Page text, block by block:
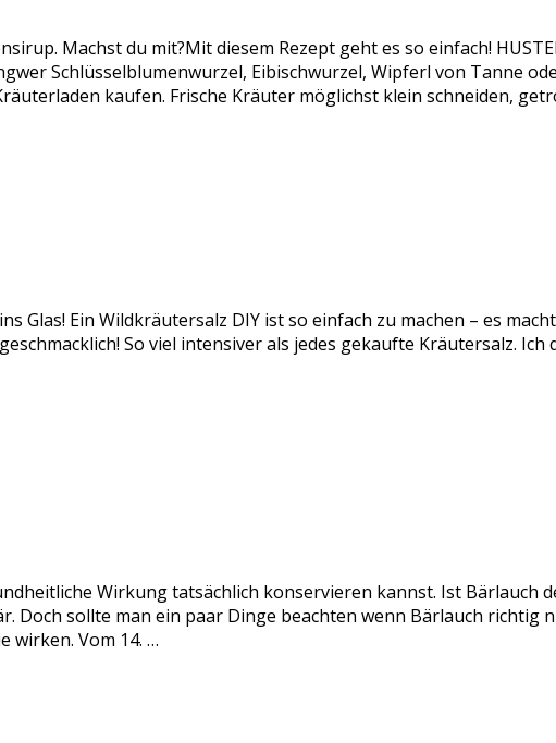
Machst du mit?Mit diesem Rezept geht es so einfach!
Schlüsselblumenwurzel, Eibischwurzel, Wipferl von Tanne
kaufen. Frische Kräuter möglichst klein schneiden,
Glas! Ein Wildkräutersalz DIY ist so einfach zu machen – es
So viel intensiver als jedes gekaufte Kräutersalz.
Wirkung tatsächlich konservieren kannst. Ist Bärlauch
Doch sollte man ein paar Dinge beachten wenn Bärlauch richtig
wirken. Vom 14. …